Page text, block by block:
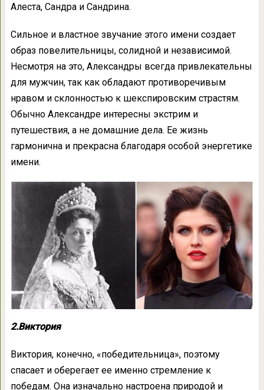
Алеста, Сандра и Сандрина.
Сильное и властное звучание этого имени создает
образ повелительницы, солидной и независимой.
Несмотря на это, Александры всегда привлекательны
для мужчин, так как обладают противоречивым
нравом и склонностью к шекспировским страстям.
Обычно Александре интересны экстрим и
путешествия, а не домашние дела. Ее жизнь
гармонична и прекрасна благодаря особой энергетике
имени.
2.Виктория
Виктория, конечно, «победительница», поэтому
спасает и оберегает ее именно стремление к
победам. Она изначально настроена природой и